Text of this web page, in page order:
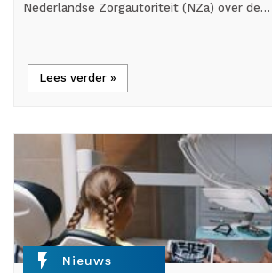
Nederlandse Zorgautoriteit (NZa) over de…
Lees verder »
flash_on Nieuws